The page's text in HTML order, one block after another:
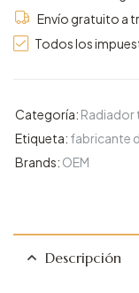
Envío gratuito a
Todos los
Categoría: Radiador
Etiqueta: fabricante
Brands: OEM
Descripción